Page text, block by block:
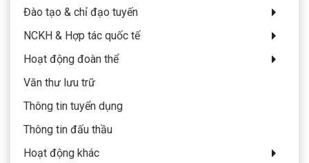
Đào tạo & chỉ đạo tuyến
NCKH & Hợp tác quốc tế
Hoạt động đoàn thể
Văn thư lưu trữ
Thông tin tuyển dụng
Thông tin đấu thầu
Hoạt động khác